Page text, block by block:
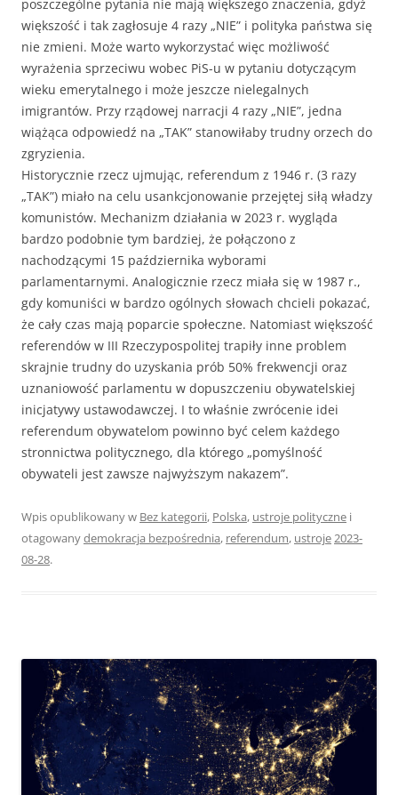
poszczególne pytania nie mają większego znaczenia, gdyż
większość i tak zagłosuje 4 razy „NIE” i polityka państwa się
nie zmieni. Może warto wykorzystać więc możliwość
wyrażenia sprzeciwu wobec PiS-u w pytaniu dotyczącym
wieku emerytalnego i może jeszcze nielegalnych
imigrantów. Przy rządowej narracji 4 razy „NIE”, jedna
wiążąca odpowiedź na „TAK” stanowiłaby trudny orzech do
zgryzienia.
Historycznie rzecz ujmując, referendum z 1946 r. (3 razy
„TAK”) miało na celu usankcjonowanie przejętej siłą władzy
komunistów. Mechanizm działania w 2023 r. wygląda
bardzo podobnie tym bardziej, że połączono z
nachodzącymi 15 października wyborami
parlamentarnymi. Analogicznie rzecz miała się w 1987 r.,
gdy komuniści w bardzo ogólnych słowach chcieli pokazać,
że cały czas mają poparcie społeczne. Natomiast większość
referendów w III Rzeczypospolitej trapiły inne problem
skrajnie trudny do uzyskania prób 50% frekwencji oraz
uznaniowość parlamentu w dopuszczeniu obywatelskiej
inicjatywy ustawodawczej. I to właśnie zwrócenie idei
referendum obywatelom powinno być celem każdego
stronnictwa politycznego, dla którego „pomyślność
obywateli jest zawsze najwyższym nakazem”.
Wpis opublikowany w Bez kategorii, Polska, ustroje polityczne i
otagowanydemokracja bezpośrednia, referendum, ustroje2023-
08-28.